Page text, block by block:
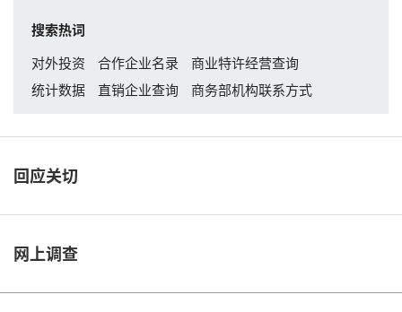
搜索热词
对外投资 合作企业名录
商业特许经营查询
统计数据
直销企业查询 商务部机构联系方式
回应关切
网上调查